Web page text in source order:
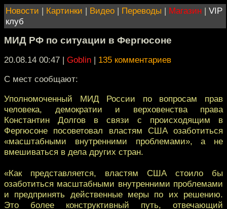
Новости | Картинки | Видео | Переводы | Магазин | VIP
клуб
МИД РФ по ситуации в Фергюсоне
20.08.14 00:47 | Goblin | 135 комментариев
С мест сообщают:
Уполномоченный МИД России по вопросам прав
человека, демократии и верховенства права
Константин Долгов в связи с происходящим в
Фергюсоне посоветовал властям США озаботиться
«масштабными внутренними проблемами», а не
вмешиваться в дела других стран.
«Как представляется, властям США стоило бы
озаботиться масштабными внутренними проблемами
и предпринять действенные меры по их решению.
Это более конструктивный путь, отвечающий